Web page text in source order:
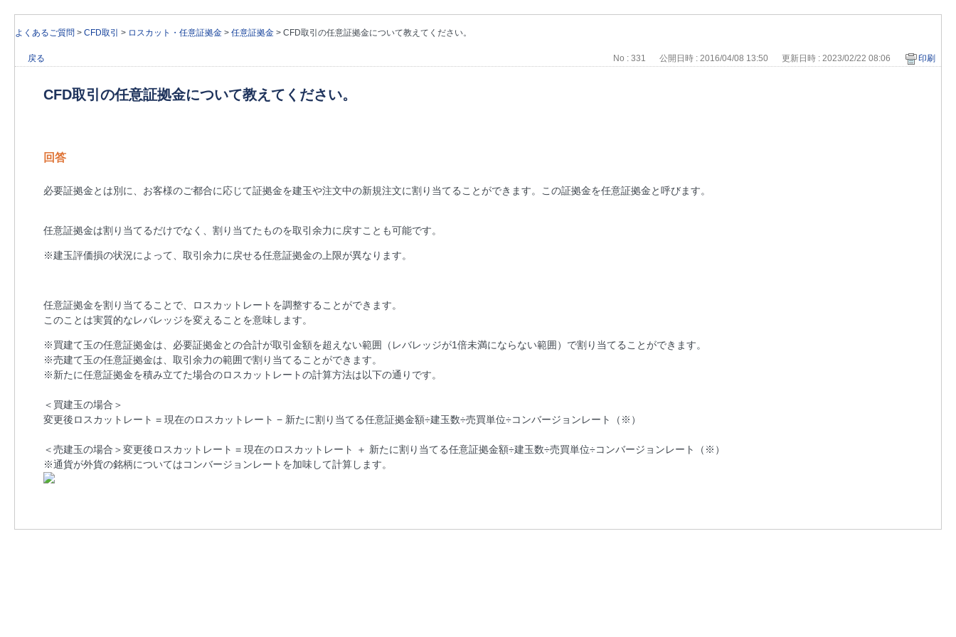
よくあるご質問 > CFD取引 > ロスカット・任意証拠金 > 任意証拠金 > CFD取引の任意証拠金について教えてください。
戻る No : 331 公開日時 : 2016/04/08 13:50 更新日時 : 2023/02/22 08:06 印刷
CFD取引の任意証拠金について教えてください。
回答
必要証拠金とは別に、お客様のご都合に応じて証拠金を建玉や注文中の新規注文に割り当てることができます。この証拠金を任意証拠金と呼びます。
任意証拠金は割り当てるだけでなく、割り当てたものを取引余力に戻すことも可能です。
※建玉評価損の状況によって、取引余力に戻せる任意証拠金の上限が異なります。
任意証拠金を割り当てることで、ロスカットレートを調整することができます。
このことは実質的なレバレッジを変えることを意味します。
※買建て玉の任意証拠金は、必要証拠金との合計が取引金額を超えない範囲（レバレッジが1倍未満にならない範囲）で割り当てることができます。
※売建て玉の任意証拠金は、取引余力の範囲で割り当てることができます。
※新たに任意証拠金を積み立てた場合のロスカットレートの計算方法は以下の通りです。
＜買建玉の場合＞
変更後ロスカットレート = 現在のロスカットレート − 新たに割り当てる任意証拠金額÷建玉数÷売買単位÷コンバージョンレート（※）
＜売建玉の場合＞変更後ロスカットレート = 現在のロスカットレート ＋ 新たに割り当てる任意証拠金額÷建玉数÷売買単位÷コンバージョンレート（※）
※通貨が外貨の銘柄についてはコンバージョンレートを加味して計算します。